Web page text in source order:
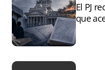
El PJ
que